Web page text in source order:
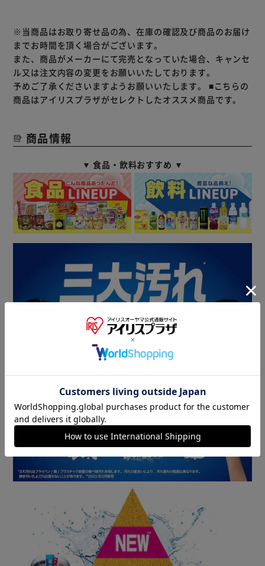
※当商品はお取り寄せ品の為、在庫の確認及び商品のお届け
までお時間を頂く場合がございます。
また、商品がメーカーにて完売となっていた場合、キャンセ
ル又は注文内容の変更をお願いいたしております。
予めご了承くださいますようお願いいたします。 ■こちらの
商品はアイリスプラザがセレクトしたオススメ商品です。
商品情報
▼ 食品・飲料おすすめ ▼